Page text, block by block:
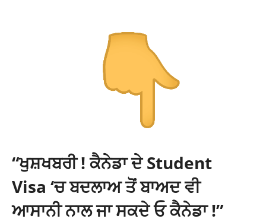
“ਖੁਸ਼ਖਬਰੀ ! ਕੈਨੇਡਾ ਦੇ Student
Visa ‘ਚ ਬਦਲਾਅ ਤੋਂ ਬਾਅਦ ਵੀ
ਆਸਾਨੀ ਨਾਲ ਜਾ ਸਕਦੇ ਓ ਕੈਨੇਡਾ !”